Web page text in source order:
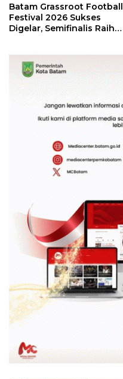
Batam Grassroot Football
Festival 2026 Sukses
Digelar, Semifinalis Raih